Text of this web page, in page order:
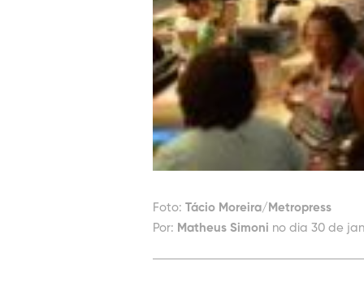
Foto: Tácio Moreira/Metropress
Por: Matheus Simoni no dia 30 de